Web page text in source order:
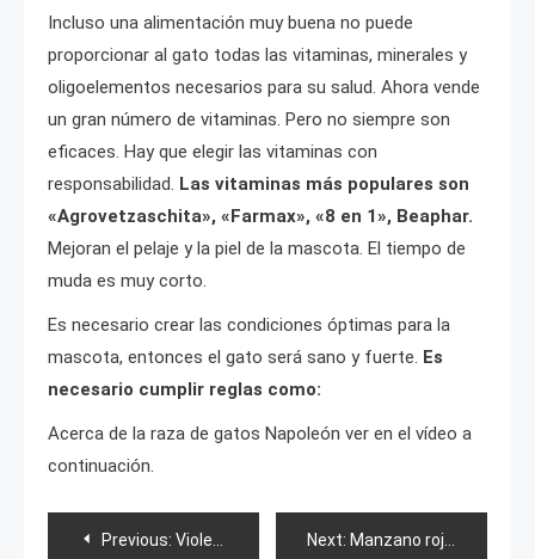
Incluso una alimentación muy buena no puede
proporcionar al gato todas las vitaminas, minerales y
oligoelementos necesarios para su salud. Ahora vende
un gran número de vitaminas. Pero no siempre son
eficaces. Hay que elegir las vitaminas con
responsabilidad. Las vitaminas más populares son
«Agrovetzaschita», «Farmax», «8 en 1», Beaphar.
Mejoran el pelaje y la piel de la mascota. El tiempo de
muda es muy corto.
Es necesario crear las condiciones óptimas para la
mascota, entonces el gato será sano y fuerte. Es
necesario cumplir reglas como:
Acerca de la raza de gatos Napoleón ver en el vídeo a
continuación.
PostPrevious: Violeta LE-Dandy Next: Manzano rojo Kraft